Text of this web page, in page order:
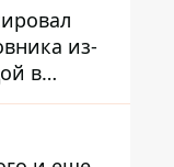
из-
в